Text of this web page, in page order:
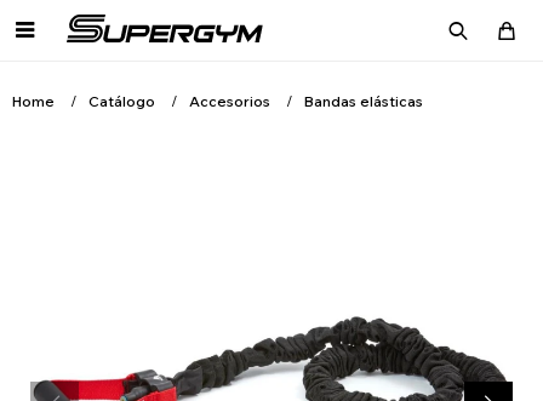

Home Catálogo Accesorios Bandas elásticas